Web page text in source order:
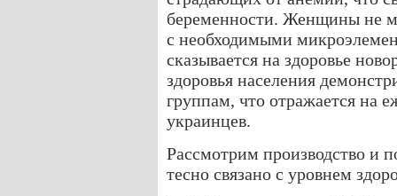
беременности. Женщины не
с необходимыми
сказывается на здоровье
здоровья населения
группам, что отражается на
украинцев.
Рассмотрим производство и
тесно связано с уровнем